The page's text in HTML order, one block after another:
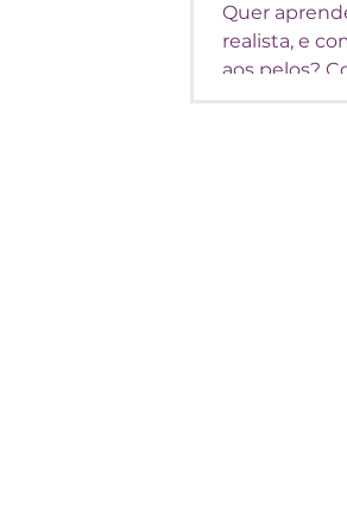
Quer
realista, e
aos pelos?